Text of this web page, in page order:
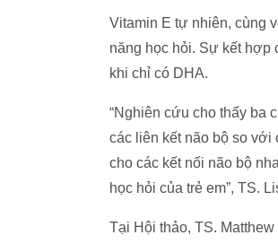
Vitamin E tự nhiên, cùng
năng học hỏi. Sự kết hợp
khi chỉ có DHA.
“Nghiên cứu cho thấy ba
các liên kết não bộ so với
cho các kết nối não bộ
học hỏi của trẻ em”, TS.
Tại Hội thảo, TS.